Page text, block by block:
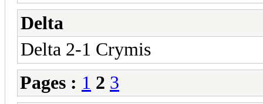
Delta
Delta 2-1 Crymis
Pages : 1 2 3